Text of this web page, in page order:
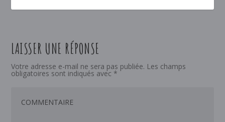
LAISSER UNE RÉPONSE
Votre adresse e-mail ne sera pas publiée. Les champs
obligatoires sont indiqués avec *